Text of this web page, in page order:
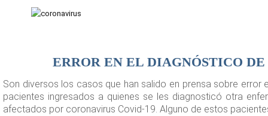
ERROR EN EL DIAGNÓSTICO
Son diversos los casos que han salido en prensa sobre error
pacientes ingresados a quienes se les diagnosticó otra
afectados por coronavirus Covid-19. Alguno de estos